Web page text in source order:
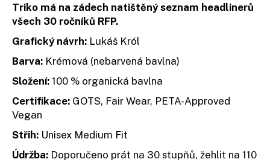
Triko má na zádech natištěný seznam headlinerů
všech 30 ročníků RFP.
Grafický návrh: Lukáš Król
Barva: Krémová (nebarvená bavlna)
Složení: 100 % organická bavlna
Certifikace: GOTS, Fair Wear, PETA-Approved
Vegan
Střih: Unisex Medium Fit
Údržba: Doporučeno prát na 30 stupňů, žehlit na 110
č
u
j
e
m
e